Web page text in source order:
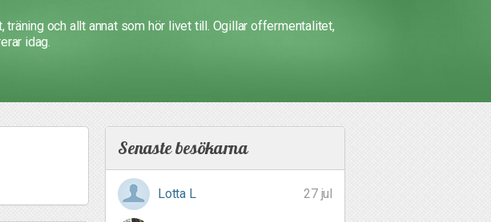
träning och allt annat som hör livet till. Ogillar offermentalitet,
idag.
Senaste besökarna
Lotta L 27 jul